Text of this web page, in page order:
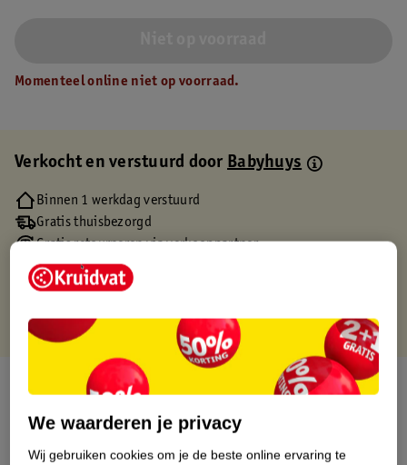
Momenteel online niet op voorraad.
Verkocht en verstuurd doorBabyhuys
Binnen 1 werkdag verstuurd
Gratis thuisbezorgd
Gratis retourneren via verkooppartner.
Gratis punten met je Kruidvat kaart
Over dit product
Productinformatie
We waarderen je privacy
Wij gebruiken cookies om je de beste online ervaring te